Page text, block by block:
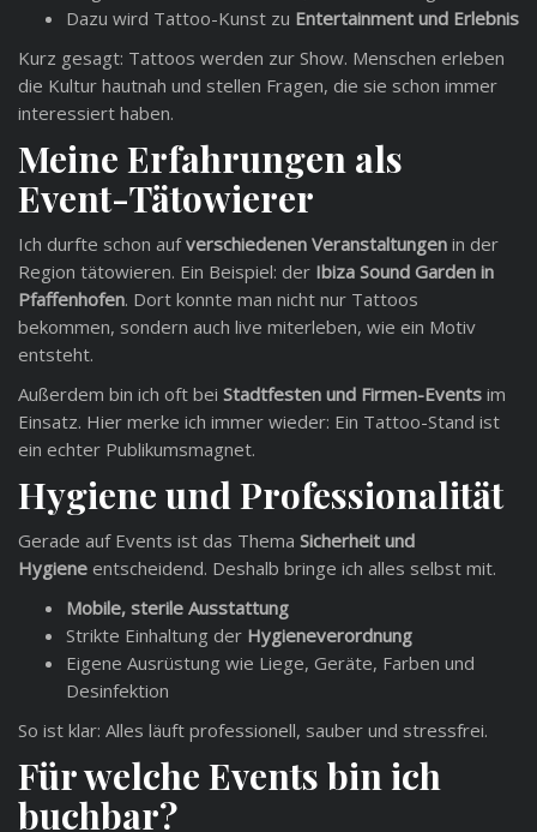
Dazu wird Tattoo-Kunst zu Entertainment und Erlebnis
Kurz gesagt: Tattoos werden zur Show. Menschen erleben
die Kultur hautnah und stellen Fragen, die sie schon immer
interessiert haben.
Meine Erfahrungen als
Event-Tätowierer
Ich durfte schon aufverschiedenen Veranstaltungen in der
Region tätowieren. Ein Beispiel: der Ibiza Sound Garden in
Pfaffenhofen. Dort konnte man nicht nur Tattoos
bekommen, sondern auch live miterleben, wie ein Motiv
entsteht.
Außerdem bin ich oft bei Stadtfesten und Firmen-Events im
Einsatz. Hier merke ich immer wieder: Ein Tattoo-Stand ist
ein echter Publikumsmagnet.
Hygiene und Professionalität
Gerade auf Events ist das Thema Sicherheit und
Hygiene entscheidend. Deshalb bringe ich alles selbst mit.
Mobile, sterile Ausstattung
Strikte Einhaltung der Hygieneverordnung
Eigene Ausrüstung wie Liege, Geräte, Farben und
Desinfektion
So ist klar: Alles läuft professionell, sauber und stressfrei.
Für welche Events bin ich
buchbar?